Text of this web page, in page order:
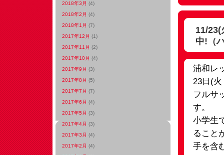
11/23(
中! （
浦和レ
23日(
フルサ
す。
小学生
ること
手を含
2018年3月 (4)
2018年2月 (4)
2018年1月 (7)
2017年12月 (1)
2017年11月 (2)
2017年10月 (4)
2017年9月 (3)
2017年8月 (5)
2017年7月 (7)
2017年6月 (4)
2017年5月 (3)
2017年4月 (3)
2017年3月 (4)
2017年2月 (4)